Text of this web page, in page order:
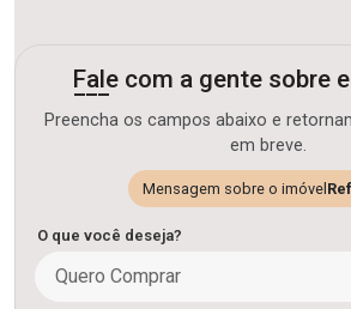
Fale com a gente sobre
Preencha os campos abaixo e
em breve.
Mensagem sobre o imóvel
O que você deseja?
Quero Comprar